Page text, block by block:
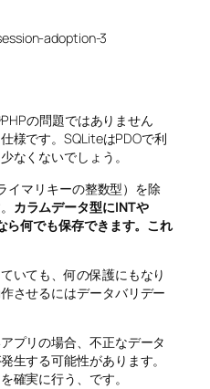
adoption-3
の問題ではありません
様です。SQLiteはPDOで利
なくないでしょう。
イマリキーの整数型）を除
カラムデータ型にINTや
ら何でも保存できます。これ
いても、何の保護にもなり
させるにはデータバリデー
プリの場合、不正なデータ
生する可能性があります。
確実に行う、です。